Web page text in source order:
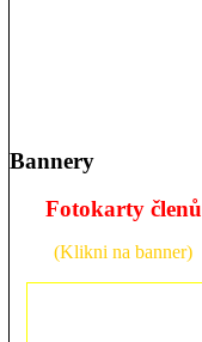
Bannery
Fotokarty členů
(Klikni na banner)